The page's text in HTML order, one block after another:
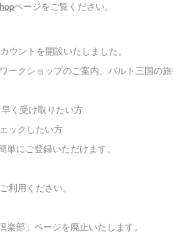
ページをご覧ください。
開設いたしました。
ご案内、バルト三国の旅や刺繍
け取りたい方
したい方
録いただけます。
ください。
ージを廃止いたします。